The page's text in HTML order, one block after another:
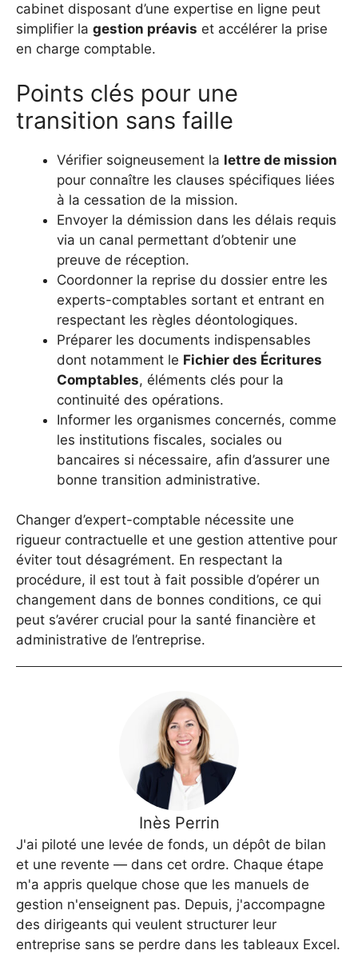
cabinet disposant d’une expertise en ligne peut
simplifier la gestion préavis et accélérer la prise
en charge comptable.
Points clés pour une
transition sans faille
Vérifier soigneusement la lettre de mission
pour connaître les clauses spécifiques liées
à la cessation de la mission.
Envoyer la démission dans les délais requis
via un canal permettant d’obtenir une
preuve de réception.
Coordonner la reprise du dossier entre les
experts-comptables sortant et entrant en
respectant les règles déontologiques.
Préparer les documents indispensables
dont notamment le Fichier des Écritures
Comptables, éléments clés pour la
continuité des opérations.
Informer les organismes concernés, comme
les institutions fiscales, sociales ou
bancaires si nécessaire, afin d’assurer une
bonne transition administrative.
Changer d’expert-comptable nécessite une
rigueur contractuelle et une gestion attentive pour
éviter tout désagrément. En respectant la
procédure, il est tout à fait possible d’opérer un
changement dans de bonnes conditions, ce qui
peut s’avérer crucial pour la santé financière et
administrative de l’entreprise.
Inès Perrin
J'ai piloté une levée de fonds, un dépôt de bilan
et une revente — dans cet ordre. Chaque étape
m'a appris quelque chose que les manuels de
gestion n'enseignent pas. Depuis, j'accompagne
des dirigeants qui veulent structurer leur
entreprise sans se perdre dans les tableaux Excel.